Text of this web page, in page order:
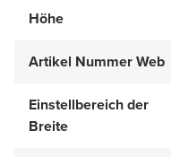
Höhe
Artikel Nummer Web
Einstellbereich der
Breite